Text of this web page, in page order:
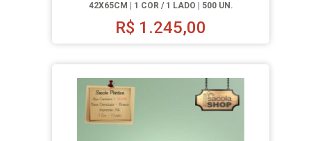
42X65CM | 1 COR / 1 LADO | 500 UN.
R$ 1.245,00